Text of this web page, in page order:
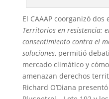
El CAAAP coorganizó
Territorios en resistencia:
consentimiento contra el
soluciones, permitió
mercado climático y
amenazan derechos
Richard O’Diana